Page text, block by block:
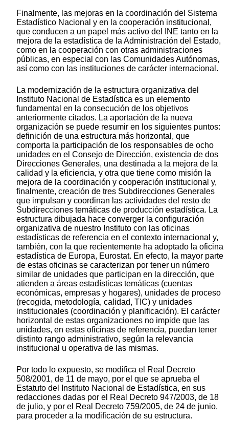
Finalmente, las mejoras en la coordinación del Sistema
Estadístico Nacional y en la cooperación institucional,
que conducen a un papel más activo del INE tanto en la
mejora de la estadística de la Administración del Estado,
como en la cooperación con otras administraciones
públicas, en especial con las Comunidades Autónomas,
así como con las instituciones de carácter internacional.
La modernización de la estructura organizativa del
Instituto Nacional de Estadística es un elemento
fundamental en la consecución de los objetivos
anteriormente citados. La aportación de la nueva
organización se puede resumir en los siguientes puntos:
definición de una estructura más horizontal, que
comporta la participación de los responsables de ocho
unidades en el Consejo de Dirección, existencia de dos
Direcciones Generales, una destinada a la mejora de la
calidad y la eficiencia, y otra que tiene como misión la
mejora de la coordinación y cooperación institucional y,
finalmente, creación de tres Subdirecciones Generales
que impulsan y coordinan las actividades del resto de
Subdirecciones temáticas de producción estadística. La
estructura dibujada hace converger la configuración
organizativa de nuestro Instituto con las oficinas
estadísticas de referencia en el contexto internacional y,
también, con la que recientemente ha adoptado la oficina
estadística de Europa, Eurostat. En efecto, la mayor parte
de estas oficinas se caracterizan por tener un número
similar de unidades que participan en la dirección, que
atienden a áreas estadísticas temáticas (cuentas
económicas, empresas y hogares), unidades de proceso
(recogida, metodología, calidad, TIC) y unidades
institucionales (coordinación y planificación). El carácter
horizontal de estas organizaciones no impide que las
unidades, en estas oficinas de referencia, puedan tener
distinto rango administrativo, según la relevancia
institucional u operativa de las mismas.
Por todo lo expuesto, se modifica el Real Decreto
508/2001, de 11 de mayo, por el que se aprueba el
Estatuto del Instituto Nacional de Estadística, en sus
redacciones dadas por el Real Decreto 947/2003, de 18
de julio, y por el Real Decreto 759/2005, de 24 de junio,
para proceder a la modificación de su estructura.